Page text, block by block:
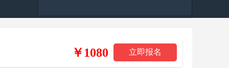
￥1080